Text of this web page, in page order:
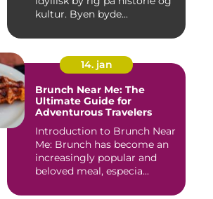
kultur. Byen byde...
14. jan
Brunch Near Me: The
Ultimate Guide for
Adventurous Travelers
Introduction to Brunch Near
Me: Brunch has become an
increasingly popular and
beloved meal, especia...